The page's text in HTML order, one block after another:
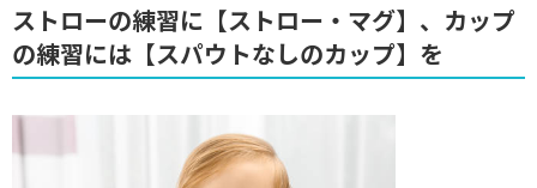
ストローの練習に【ストロー・マグ】、カップ
の練習には【スパウトなしのカップ】を